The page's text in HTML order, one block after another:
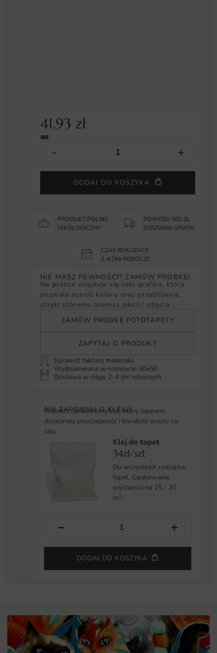
41.93zł
DODAJ DO KOSZYKA
PRODUKT POLSKI
I EKOLOGICZNY
POWYŻEJ 500 ZŁ
DOSTAWA GRATIS
CZAS REALIZACJI
2-4 DNI ROBOCZE
NIE MASZ PEWNOŚCI? ZAMÓW PRÓBKĘ!
Na próbce znajduje się cała grafika, która
pozwala ocenić kolory oraz przybliżenie,
dzięki któremu ocenisz jakość zdjęcia.
ZAMÓW PRÓBKĘ FOTOTAPETY
ZAPYTAJ O PRODUKT
Sprawdź fakturę materiału
Wydrukowana w rozmiarze 30x50
Dostawa w ciągu 2-4 dni roboczych
NIE ZAPOMNIJ O KLEJU!
Wybierz sprawdzony klej, który zapewni
doskonałą przyczepność i trwałość wzoru na
lata.
Klej do tapet
34zł/szt
Do wszystkich rodzajów
tapet. Opakowanie
wystarcza na 15 - 20
m².
− +
DODAJ DO KOSZYKA